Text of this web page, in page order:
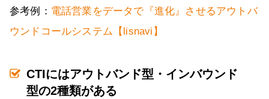
参考例： 電話営業をデータで『進化』させるアウトバ
ウンドコールシステム【lisnavi】
CTIにはアウトバンド型・インバウンド
型の2種類がある